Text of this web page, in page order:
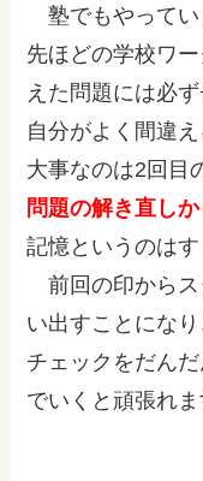
塾でもやってい
先ほどの学校ワ
えた問題には必
自分がよく間違
大事なのは2回目
問題の解き直し
記憶というのはす
前回の印からス
い出すことにな
チェックをだん
でいくと頑張れま